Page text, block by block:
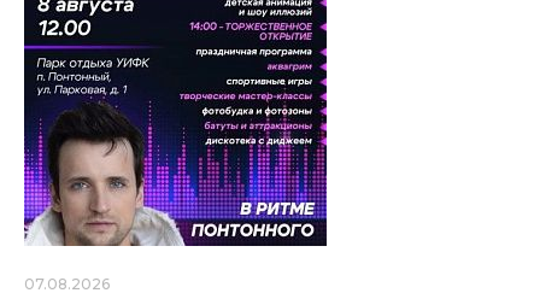
07.08.2026